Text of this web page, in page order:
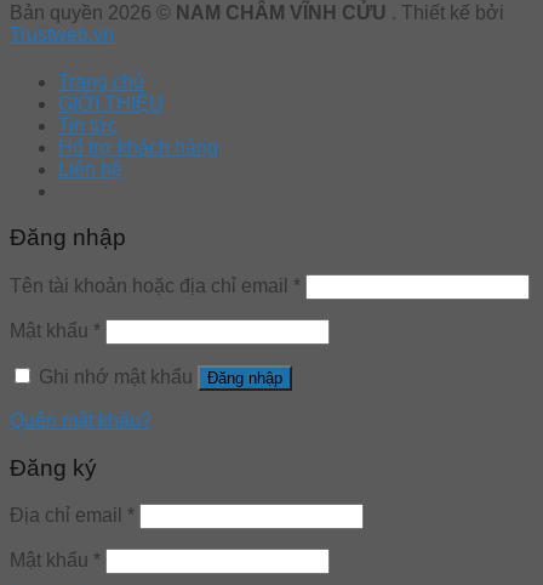
Bản quyền 2026 © NAM CHÂM VĨNH CỬU . Thiết kế bởi
Trustweb.vn
Trang chủ
GIỚI THIỆU
Tin tức
Hổ trợ khách hàng
Liên hệ
Đăng nhập
Tên tài khoản hoặc địa chỉ email *
Mật khẩu *
Ghi nhớ mật khẩu Đăng nhập
Quên mật khẩu?
Đăng ký
Địa chỉ email *
Mật khẩu *